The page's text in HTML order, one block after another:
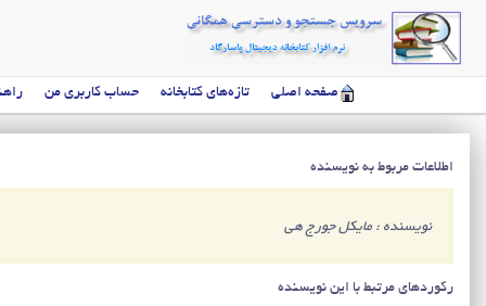
صفحه اصلی تازه‌های کتابخانه حساب کاربری من
اطلاعات مربوط به نویسنده
نویسنده : مایکل جورج هی
رکوردهای مرتبط با این نویسنده